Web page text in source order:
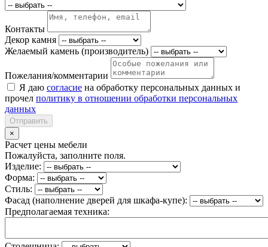
Контакты
Декор камня
Желаемый камень (производитель)
Пожелания/комментарии
Я даю согласие на обработку персональных данных и
прочел политику в отношении обработки персональных
данных
Отправить
×
Расчет цены мебели
Пожалуйста, заполните поля.
Изделие:
Форма:
Стиль:
Фасад (наполнение дверей для шкафа-купе):
Предполагаемая техника: